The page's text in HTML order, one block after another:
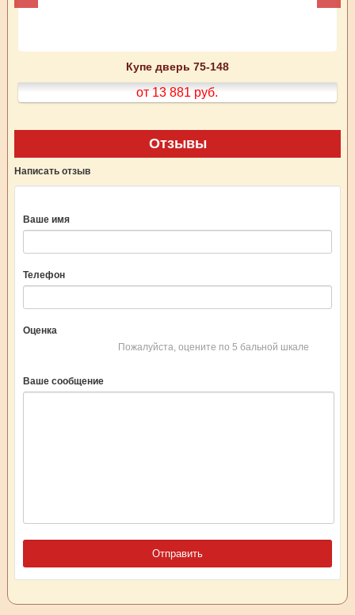
Купе дверь 75-148
от 13 881 руб.
Отзывы
Написать отзыв
Ваше имя
Телефон
Оценка
Пожалуйста, оцените по 5 бальной шкале
Ваше сообщение